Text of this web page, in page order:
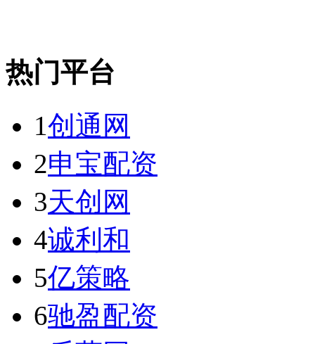
热门平台
1创通网
2申宝配资
3天创网
4诚利和
5亿策略
6驰盈配资